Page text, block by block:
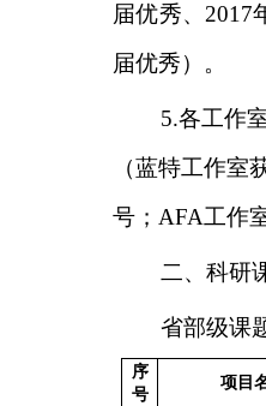
届优秀、2017
届优秀）。
5.各工作
（蓝特工作
号；AFA工作
二、科研
省部级课
序
号
项目